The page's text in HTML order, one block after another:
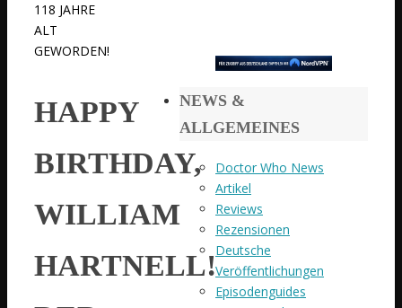
118 JAHRE
ALT
GEWORDEN!
HAPPY
BIRTHDAY,
WILLIAM
HARTNELL!
NEWS &
ALLGEMEINES
Doctor Who News
Artikel
Reviews
Rezensionen
Deutsche
Veröffentlichungen
Episodenguides